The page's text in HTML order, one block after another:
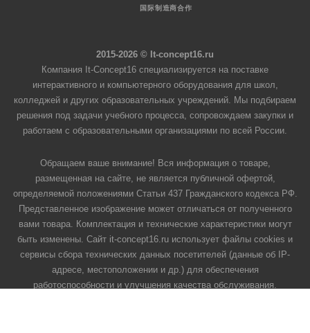
国际制造商合作
2015-2026 © It-concept16.ru
Компания It-Concept16 специализируется на поставке
интерактивного и компьютерного оборудования для школ,
колледжей и других образовательных учреждений. Мы подбираем
решения под задачи учебного процесса, сопровождаем закупки и
работаем с образовательными организациями по всей России.
Обращаем ваше внимание! Вся информация о товаре,
размещенная на сайте, не является публичной офертой,
определяемой положениями Статьи 437 Гражданского кодекса РФ.
Представленное изображение может отличаться от полученного
вами товара. Комплектация и технические характеристики могут
быть изменены. Сайт it-concept16.ru использует файлы cookies и
сервисы сбора технических данных посетителей (данные об IP-
адресе, местоположении и др.) для обеспечения
работоспособности и улучшения качества обслуживания.